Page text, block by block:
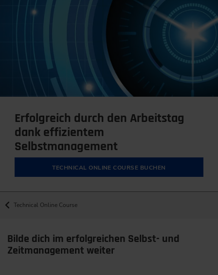
Erfolgreich durch den Arbeitstag
dank effizientem
Selbstmanagement
TECHNICAL ONLINE COURSE BUCHEN
Technical Online Course
Bilde dich im erfolgreichen Selbst- und
Zeitmanagement weiter